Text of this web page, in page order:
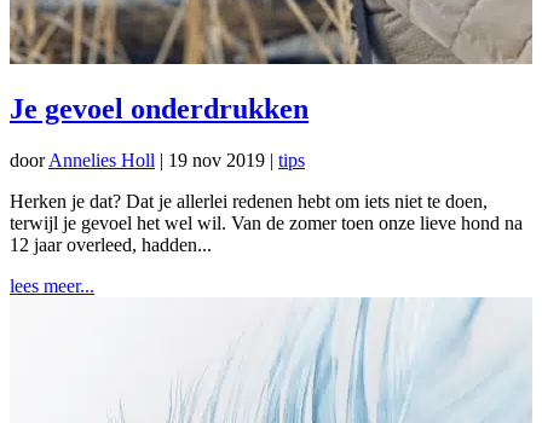
Je gevoel onderdrukken
doorAnnelies Holl | 19 nov 2019 | tips
Herken je dat? Dat je allerlei redenen hebt om iets niet te doen,
terwijl je gevoel het wel wil. Van de zomer toen onze lieve hond na
12 jaar overleed, hadden...
lees meer...